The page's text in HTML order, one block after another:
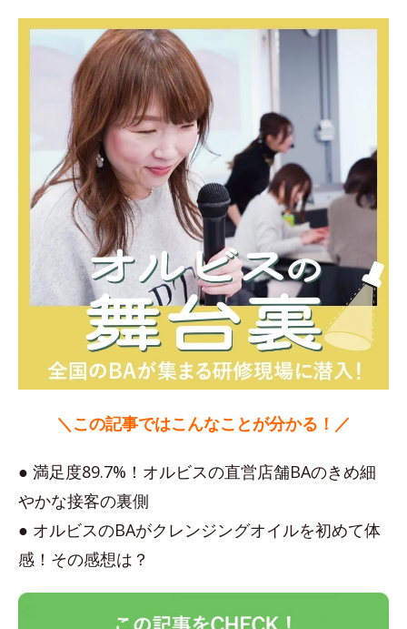
＼この記事ではこんなことが分かる！／
● 満足度89.7%！オルビスの直営店舗BAのきめ細
やかな接客の裏側
● オルビスのBAがクレンジングオイルを初めて体
感！その感想は？